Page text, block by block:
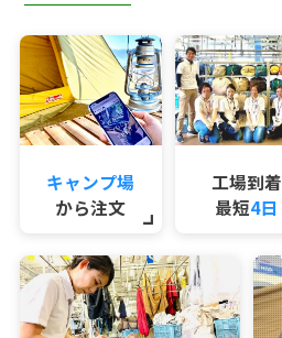
キャンプ場
から注文
工場到着
最短4日